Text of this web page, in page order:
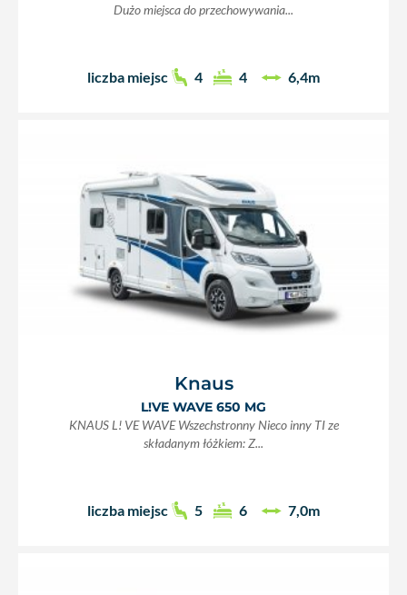
Dużo miejsca do przechowywania...
liczba miejsc 4 4 6,4m
Knaus
L!VE WAVE 650 MG
KNAUS L! VE WAVE Wszechstronny Nieco inny TI ze
składanym łóżkiem: Z...
liczba miejsc 5 6 7,0m